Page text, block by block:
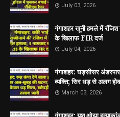
July 03, 2026
गंगाशहर खूनी हमले में
के खिलाफ FIR दर्ज
July 04, 2026
गंगाशहर: घड़सीसर
व्यक्ति; सिर धड़ से अलग
March 03, 2026